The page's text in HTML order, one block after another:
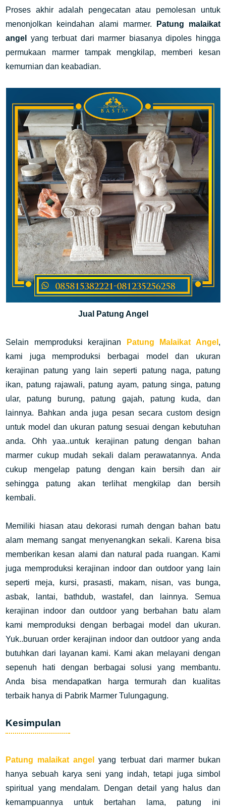
Proses akhir adalah pengecatan atau pemolesan untuk
menonjolkan keindahan alami marmer.
Patung malaikat
angel
yang terbuat dari marmer biasanya dipoles hingga
permukaan marmer tampak mengkilap, memberi kesan
kemurnian dan keabadian.
Jual Patung Angel
Selain memproduksi kerajinan Patung Malaikat Angel ,
kami juga memproduksi berbagai model dan ukuran
kerajinan patung yang lain seperti patung naga, patung
ikan, patung rajawali, patung ayam, patung singa, patung
ular, patung burung, patung gajah, patung kuda, dan
lainnya. Bahkan anda juga pesan secara custom design
untuk model dan ukuran patung sesuai dengan kebutuhan
anda. Ohh yaa..untuk kerajinan patung dengan bahan
marmer cukup mudah sekali dalam perawatannya. Anda
cukup mengelap patung dengan kain bersih dan air
sehingga patung akan terlihat mengkilap dan bersih
kembali.
Memiliki hiasan atau dekorasi rumah dengan bahan batu
alam memang sangat menyenangkan sekali. Karena bisa
memberikan kesan alami dan natural pada ruangan. Kami
juga memproduksi kerajinan indoor dan outdoor yang lain
seperti meja, kursi, prasasti, makam, nisan, vas bunga,
asbak, lantai, bathdub, wastafel, dan lainnya. Semua
kerajinan indoor dan outdoor yang berbahan batu alam
kami memproduksi dengan berbagai model dan ukuran.
Yuk..buruan order kerajinan indoor dan outdoor yang anda
butuhkan dari layanan kami. Kami akan melayani dengan
sepenuh hati dengan berbagai solusi yang membantu.
Anda bisa mendapatkan harga termurah dan kualitas
terbaik hanya di Pabrik Marmer Tulungagung.
Kesimpulan
Patung malaikat angel
yang terbuat dari marmer bukan
hanya sebuah karya seni yang indah, tetapi juga simbol
spiritual yang mendalam. Dengan detail yang halus dan
kemampuannya untuk bertahan lama, patung ini